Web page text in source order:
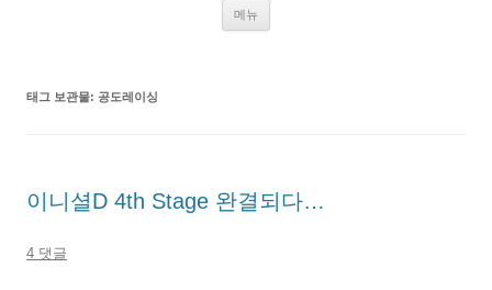
메뉴
태그 보관물: 공도레이싱
이니셜D 4th Stage 완결되다…
4 댓글